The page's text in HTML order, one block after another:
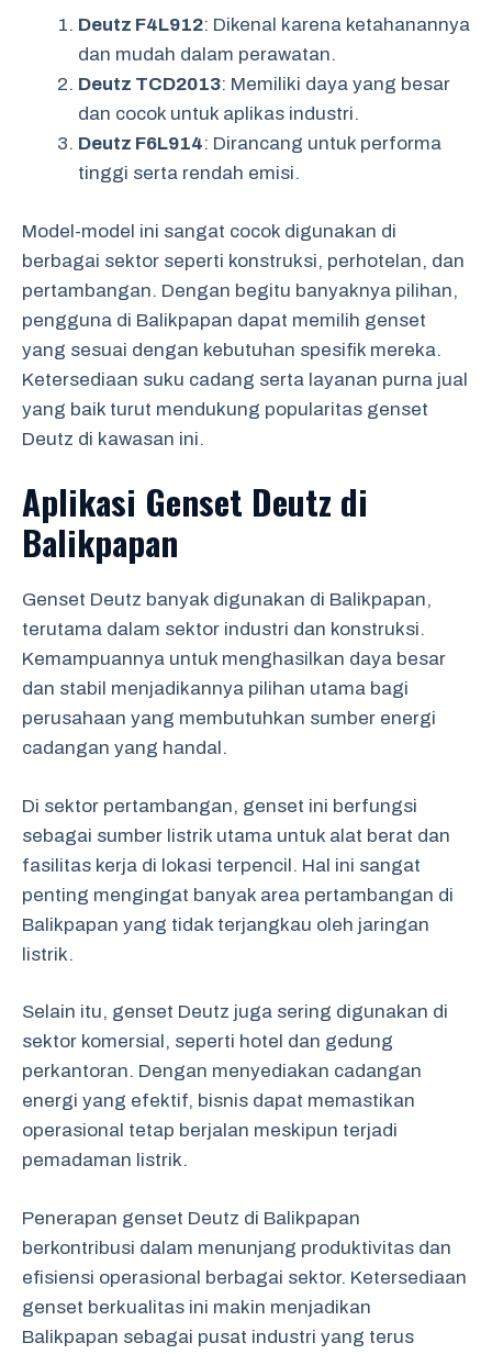
Deutz F4L912: Dikenal karena ketahanannya
dan mudah dalam perawatan.
Deutz TCD2013: Memiliki daya yang besar
dan cocok untuk aplikas industri.
Deutz F6L914: Dirancang untuk performa
tinggi serta rendah emisi.
Model-model ini sangat cocok digunakan di
berbagai sektor seperti konstruksi, perhotelan, dan
pertambangan. Dengan begitu banyaknya pilihan,
pengguna di Balikpapan dapat memilih genset
yang sesuai dengan kebutuhan spesifik mereka.
Ketersediaan suku cadang serta layanan purna jual
yang baik turut mendukung popularitas genset
Deutz di kawasan ini.
Aplikasi Genset Deutz di
Balikpapan
Genset Deutz banyak digunakan di Balikpapan,
terutama dalam sektor industri dan konstruksi.
Kemampuannya untuk menghasilkan daya besar
dan stabil menjadikannya pilihan utama bagi
perusahaan yang membutuhkan sumber energi
cadangan yang handal.
Di sektor pertambangan, genset ini berfungsi
sebagai sumber listrik utama untuk alat berat dan
fasilitas kerja di lokasi terpencil. Hal ini sangat
penting mengingat banyak area pertambangan di
Balikpapan yang tidak terjangkau oleh jaringan
listrik.
Selain itu, genset Deutz juga sering digunakan di
sektor komersial, seperti hotel dan gedung
perkantoran. Dengan menyediakan cadangan
energi yang efektif, bisnis dapat memastikan
operasional tetap berjalan meskipun terjadi
pemadaman listrik.
Penerapan genset Deutz di Balikpapan
berkontribusi dalam menunjang produktivitas dan
efisiensi operasional berbagai sektor. Ketersediaan
genset berkualitas ini makin menjadikan
Balikpapan sebagai pusat industri yang terus